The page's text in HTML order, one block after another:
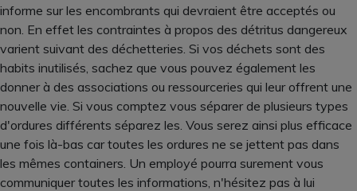
informe sur les encombrants qui devraient être acceptés ou
non. En effet les contraintes à propos des détritus dangereux
varient suivant des déchetteries. Si vos déchets sont des
habits inutilisés, sachez que vous pouvez également les
donner à des associations ou ressourceries qui leur offrent une
nouvelle vie. Si vous comptez vous séparer de plusieurs types
d'ordures différents séparez les. Vous serez ainsi plus efficace
une fois là-bas car toutes les ordures ne se jettent pas dans
les mêmes containers. Un employé pourra surement vous
communiquer toutes les informations, n'hésitez pas à lui